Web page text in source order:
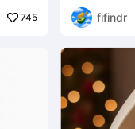
745
fifindr